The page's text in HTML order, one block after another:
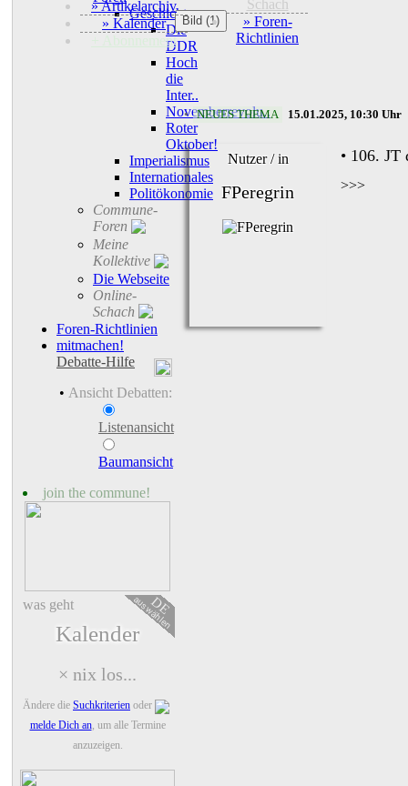
» Artikelarchiv
» Kalender
+ Abonnement
Schach
» Foren-
Richtlinien
Geschichte
Die
DDR
Hoch
die
Inter..
Novemberrevolu..
Roter
Oktober!
Imperialismus
Internationales
Politökonomie
Commune-
Foren
Meine
Kollektive
Die Webseite
Online-
Schach
Foren-Richtlinien
mitmachen!
Debatte-Hilfe
• Ansicht Debatten:
Listenansicht
Baumansicht
join the commune!
DE
auswählen
was geht
Kalender
× nix los...
Ändere die Suchkriterien oder
melde Dich an, um alle Termine
anzuzeigen.
Bild (1)
• NEUES THEMA 15.01.2025, 10:30 Uhr
Nutzer / in
FPeregrin
• 106. JT
>>>